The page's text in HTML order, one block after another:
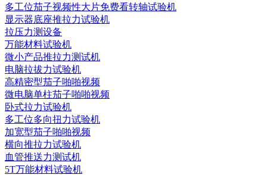
多工位茄子视频性大片免费看转轴试验机
显示器底座推拉力试验机
拉压力测设备
万能材料试验机
微小产品推拉力测试机
电脑拉拔力试验机
高精密型茄子啪啪视频
微电脑单柱茄子啪啪视频
卧式拉力试验机
多工位多向扭力试验机
加宽型茄子啪啪视频
横向推拉力试验机
血管推送力测试机
5T万能材料试验机